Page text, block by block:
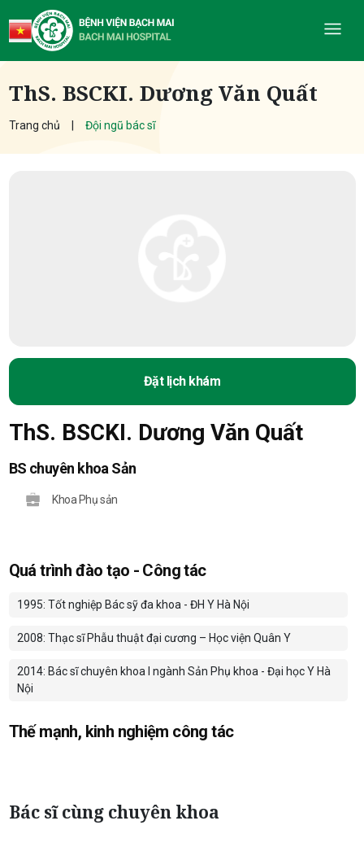
ThS. BSCKI. Dương Văn Quất
Trang chủ Đội ngũ bác sĩ
Đặt lịch khám
ThS. BSCKI. Dương Văn Quất
BS chuyên khoa Sản
Khoa Phụ sản
Quá trình đào tạo - Công tác
1995: Tốt nghiệp Bác sỹ đa khoa - ĐH Y Hà Nội
2008: Thạc sĩ Phẫu thuật đại cương – Học viện Quân Y
2014: Bác sĩ chuyên khoa I ngành Sản Phụ khoa - Đại học Y Hà
Nội
Thế mạnh, kinh nghiệm công tác
Bác sĩ cùng chuyên khoa